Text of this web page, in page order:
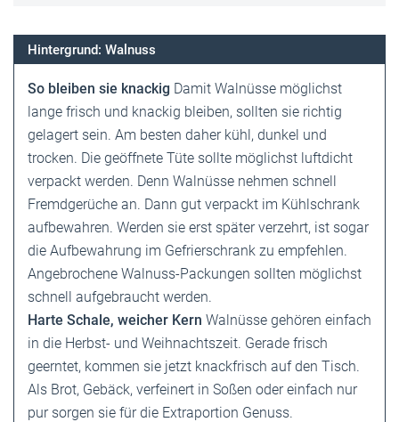
Hintergrund: Walnuss
So bleiben sie knackig Damit Walnüsse möglichst
lange frisch und knackig bleiben, sollten sie richtig
gelagert sein. Am besten daher kühl, dunkel und
trocken. Die geöffnete Tüte sollte möglichst luftdicht
verpackt werden. Denn Walnüsse nehmen schnell
Fremdgerüche an. Dann gut verpackt im Kühlschrank
aufbewahren. Werden sie erst später verzehrt, ist sogar
die Aufbewahrung im Gefrierschrank zu empfehlen.
Angebrochene Walnuss-Packungen sollten möglichst
schnell aufgebraucht werden.
Harte Schale, weicher Kern Walnüsse gehören einfach
in die Herbst- und Weihnachtszeit. Gerade frisch
geerntet, kommen sie jetzt knackfrisch auf den Tisch.
Als Brot, Gebäck, verfeinert in Soßen oder einfach nur
pur sorgen sie für die Extraportion Genuss.